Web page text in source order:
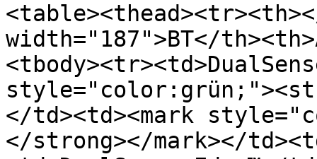
width="187">BT</
</td><td><mark
</strong></mark></